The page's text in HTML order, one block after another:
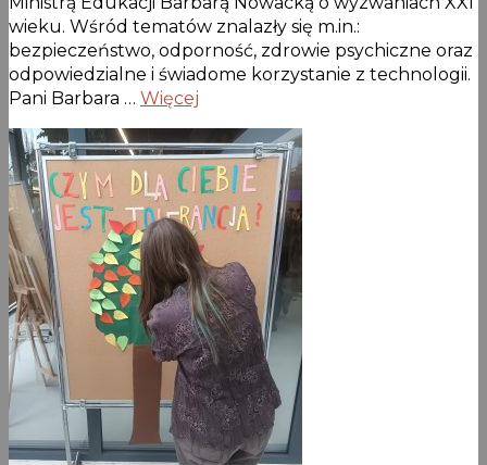
wieku. Wśród tematów znalazły się m.in.:
bezpieczeństwo, odporność, zdrowie psychiczne oraz
odpowiedzialne i świadome korzystanie z technologii.
Pani Barbara … Więcej